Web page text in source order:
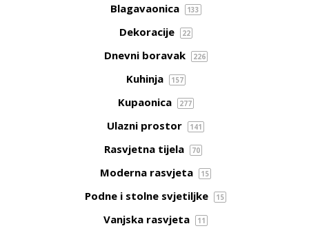
Blagavaonica 133
Dekoracije 22
Dnevni boravak 226
Kuhinja 157
Kupaonica 277
Ulazni prostor 141
Rasvjetna tijela 70
Moderna rasvjeta 15
Podne i stolne svjetiljke 15
Vanjska rasvjeta 11